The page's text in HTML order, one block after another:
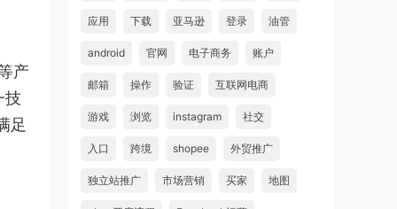
产
技
足
应用 下载 亚马逊 登录 油管
android 官网 电子商务 账户
邮箱 操作 验证 互联网电商
游戏 浏览 instagram 社交
入口 跨境 shopee 外贸推广
独立站推广 市场营销 买家 地图